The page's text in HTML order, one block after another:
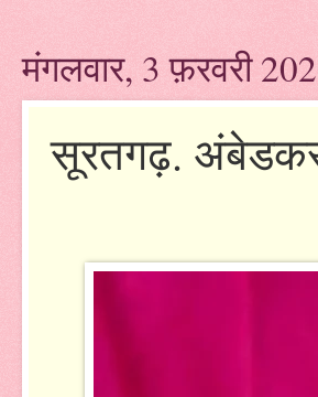
मंगलवार, 3 फ़रवरी
सूरतगढ़. अंबेडकर